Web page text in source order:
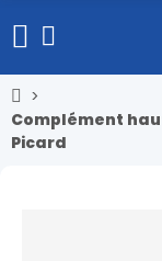
Complément
Picard